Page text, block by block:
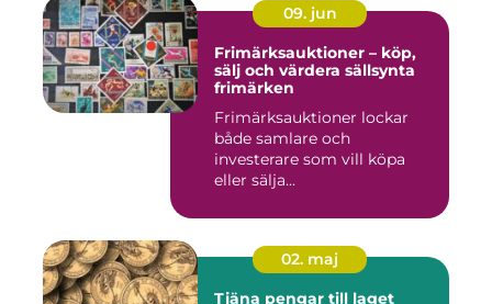
09. jun
Frimärksauktioner – köp,
sälj och värdera sällsynta
frimärken
Frimärksauktioner lockar
både samlare och
investerare som vill köpa
eller sälja...
02. maj
Tjäna pengar till laget